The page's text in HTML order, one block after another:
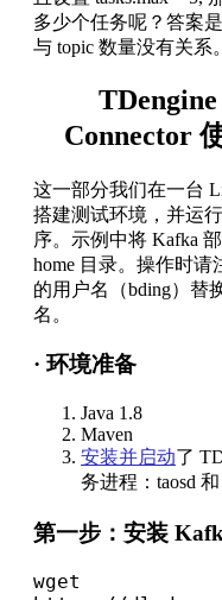
多少个任务呢？答案
与 topic 数量没有关系。
Connector
这一部分我们在一台
搭建测试环境，并运
序。示例中将 Kafka
home 目录。操作时请
的用户名（bding）替
名。
·环境准备
Java 1.8
Maven
安装并启动了
务进程：taosd 和
第一步：安装
wget